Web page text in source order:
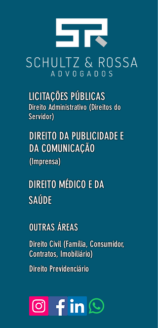
LICITAÇÕES PÚBLICAS
Direito Administrativo (Direitos do
Servidor)
DIREITO DA PUBLICIDADE E
DA COMUNICAÇÃO
(Imprensa)
DIREITO MÉDICO E DA
SAÚDE
OUTRAS ÁREAS
Direito Civil (Família, Consumidor,
Contratos, Imobiliário)
Direito Previdenciário